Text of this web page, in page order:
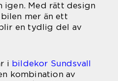
igen. Med rätt design
mer än ett
en tydlig del av
i bildekor Sundsvall
kombination av